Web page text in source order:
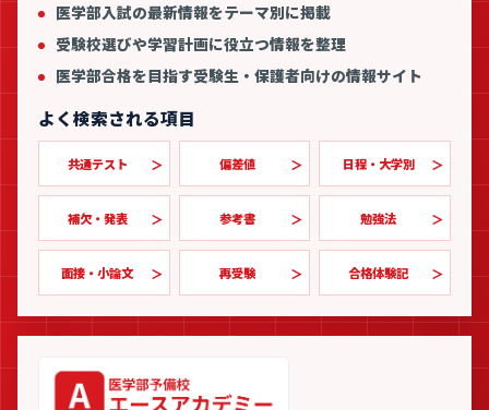
医学部入試の最新情報をテーマ別に掲載
受験校選びや学習計画に役立つ情報を整理
医学部合格を目指す受験生・保護者向けの情報サイト
よく検索される項目
共通テスト 偏差値 日程・大学別
補欠・発表 参考書 勉強法
面接・小論文 再受験 合格体験記